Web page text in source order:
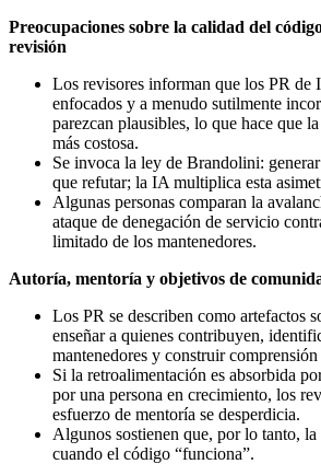
Preocupaciones sobre la calidad del
revisión
Los revisores informan que los PR de
enfocados y a menudo sutilmente
parezcan plausibles, lo que hace que
más costosa.
Se invoca la ley de Brandolini:
que refutar; la IA multiplica esta
Algunas personas comparan la
ataque de denegación de servicio
limitado de los mantenedores.
Autoría, mentoría y objetivos de
Los PR se describen como artefactos
enseñar a quienes contribuyen,
mantenedores y construir
Si la retroalimentación es absorbida
por una persona en crecimiento, los
esfuerzo de mentoría se desperdicia.
Algunos sostienen que, por lo tanto,
cuando el código “funciona”.